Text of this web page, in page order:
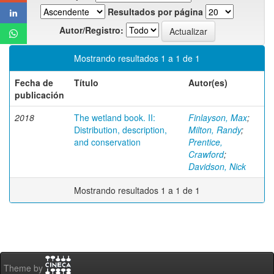
Resultados por página
Autor/Registro:
Mostrando resultados 1 a 1 de 1
Fecha de
publicación
Título Autor(es)
2018
The wetland book. II:
Distribution, description,
and conservation
Finlayson, Max;
Milton, Randy;
Prentice,
Crawford;
Davidson, Nick
Mostrando resultados 1 a 1 de 1
Theme by